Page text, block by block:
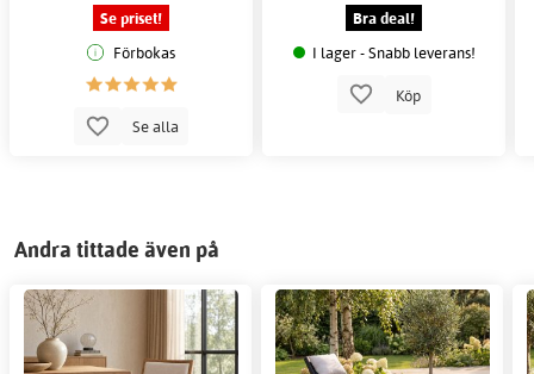
Se priset!
Förbokas
Se alla
Bra deal!
I lager - Snabb leverans!
Köp
Andra tittade även på